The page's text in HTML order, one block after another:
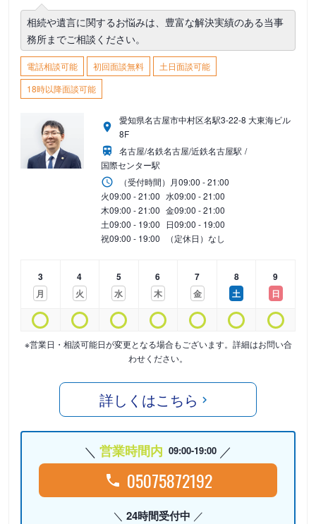
相続や遺言に関するお悩みは、豊富な解決実績のある当事
務所までご相談ください。
電話相談可能 初回面談無料
土日面談可能
18時以降面談可能
愛知県名古屋市中村区名駅3-22-8 大東海ビル
8F
名古屋/名鉄名古屋/近鉄名古屋駅
国際センター駅
（受付時間） 月09:00 - 21:00
火09:00 - 21:00 水09:00 - 21:00
木09:00 - 21:00 金09:00 - 21:00
土09:00 - 19:00 日09:00 - 19:00
祝09:00 - 19:00 （定休日）なし
3
月
4
火
5
水
6
木
7
金
8
土
9
日
※営業日・相談可能日が変更となる場合もございます。詳細はお問い合
わせください。
詳しくはこちら
営業時間内 09:00-19:00
05075872192
24時間受付中